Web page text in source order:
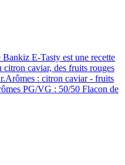
E-Tasty est une recette
caviar, des fruits rouges
: citron caviar - fruits
PG/VG : 50/50 Flacon de